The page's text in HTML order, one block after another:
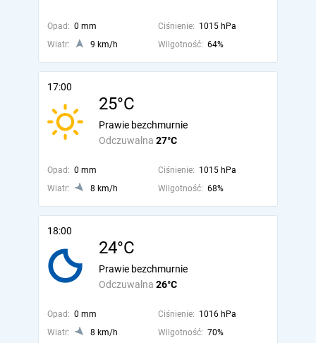
Opad: 0 mm Ciśnienie: 1015 hPa
Wiatr:
9 km/h Wilgotność: 64%
17:00
25°C
Odczuwalna 27°C
Prawie bezchmurnie
Opad: 0 mm Ciśnienie: 1015 hPa
Wiatr:
8 km/h Wilgotność: 68%
18:00
24°C
Odczuwalna 26°C
Prawie bezchmurnie
Opad: 0 mm Ciśnienie: 1016 hPa
Wiatr:
8 km/h Wilgotność: 70%